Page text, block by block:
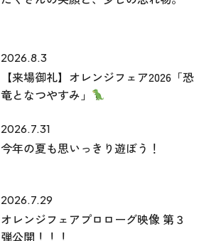
2026.8.3
【来場御礼】オレンジフェア2026「恐
竜となつやすみ」
2026.7.31
今年の夏も思いっきり遊ぼう！
2026.7.29
オレンジフェアプロローグ映像 第３
弾公開！！！